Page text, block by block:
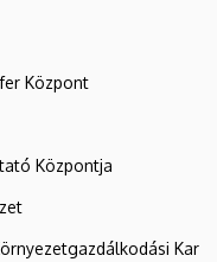
Központ
Központja
Kar